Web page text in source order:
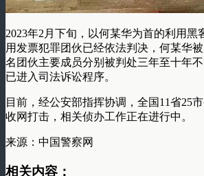
2023年2月下旬，以何某华为首的利用黑
用发票犯罪团伙已经依法判决，何某华
名团伙主要成员分别被判处三年至十年
已进入司法诉讼程序。
目前，经公安部指挥协调，全国11省25
收网打击，相关侦办工作正在进行中。
来源：中国警察网
相关内容：